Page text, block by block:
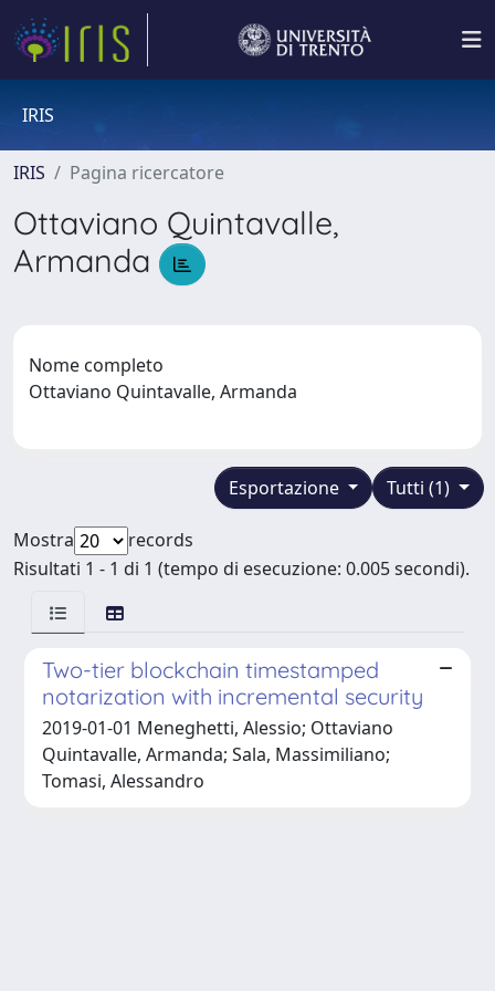
IRIS
IRIS Pagina ricercatore
Ottaviano Quintavalle,
Armanda
Nome completo
Ottaviano Quintavalle, Armanda
Tutti (1)
Esportazione
Mostra
records
Risultati 1 - 1 di 1 (tempo di esecuzione: 0.005 secondi).
Two-tier blockchain timestamped
notarization with incremental security
2019-01-01 Meneghetti, Alessio; Ottaviano
Quintavalle, Armanda; Sala, Massimiliano;
Tomasi, Alessandro